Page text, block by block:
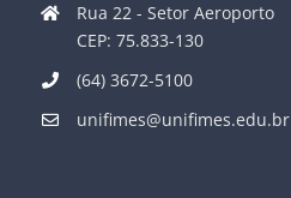
Rua 22 - Setor Aeroporto
CEP: 75.833-130
(64) 3672-5100
unifimes@unifimes.edu.br